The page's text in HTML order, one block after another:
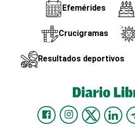
Efemérides
Crucigramas
Resultados deportivos